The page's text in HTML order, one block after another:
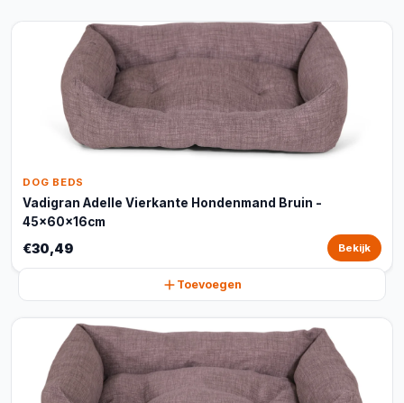
DOG BEDS
Vadigran Adelle Vierkante Hondenmand Bruin -
45x60x16cm
€30,49 Bekijk
Toevoegen